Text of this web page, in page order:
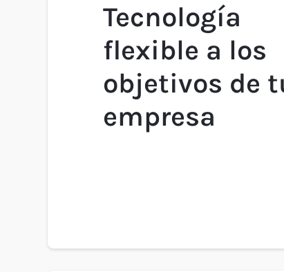
Tecnología
flexible a los
objetivos de
empresa